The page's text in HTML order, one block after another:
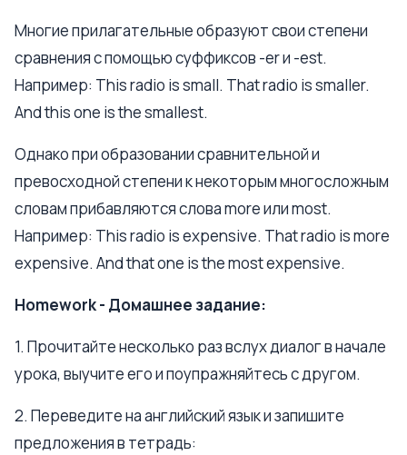
Многие прилагательные образуют свои степени
сравнения с помощью суффиксов -er и -est.
Например: This radio is small. That radio is smaller.
And this one is the smallest.
Однако при образовании сравнительной и
превосходной степени к некоторым многосложным
словам прибавляются слова more или most.
Например: This radio is expensive. That radio is more
expensive. And that one is the most expensive.
Homework - Домашнее задание:
1. Прочитайте несколько раз вслух диалог в начале
урока, выучите его и поупражняйтесь с другом.
2. Переведите на английский язык и запишите
предложения в тетрадь: